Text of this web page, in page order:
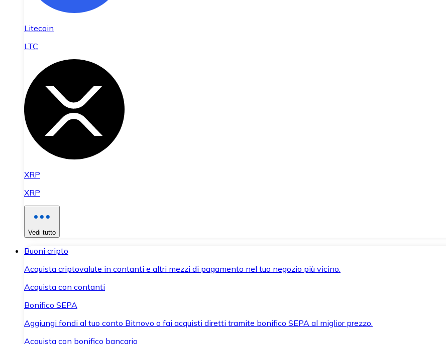
Litecoin
LTC
XRP
XRP
Vedi tutto
Buoni cripto
Acquista criptovalute in contanti e altri mezzi di pagamento nel tuo negozio più vicino.
Acquista con contanti
Bonifico SEPA
Aggiungi fondi al tuo conto Bitnovo o fai acquisti diretti tramite bonifico SEPA al miglior prezzo.
Acquista con bonifico bancario